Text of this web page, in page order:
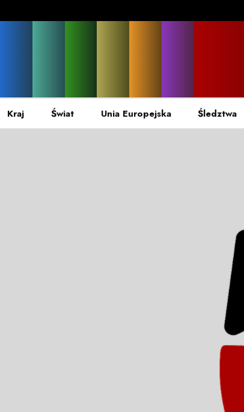
Kraj Świat Unia Europejska Śledztwa